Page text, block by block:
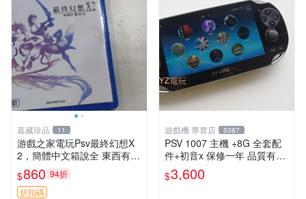
嘉藏珍品 11
游戲之家電玩Psv最終幻想X
2，簡體中文箱說全 東西有現
貨 可以發手物品 無質量問題
售不退不換
$860 94折
折扣碼
遊戲機 專賣店 5387
PSV 1007 主機 +8G 全套配
件+初音x 保修一年 品質有保
障
$3,600